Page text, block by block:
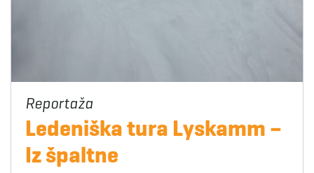
Ledeniška tura Lyskamm –
Iz špaltne